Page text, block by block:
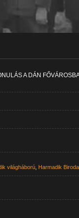
A DÁN
világháború Harmadik